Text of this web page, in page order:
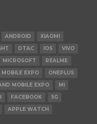
ANDROID
XIAOMI
DTAC IOS
VIVO
MICROSOFT
REALME
MOBILE EXPO
ONEPLUS
MOBILE EXPO
MI
FACEBOOK
5G
APPLE WATCH